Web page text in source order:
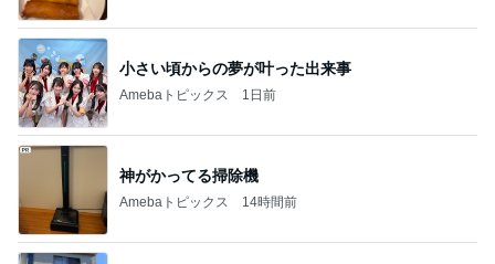
小さい頃からの夢が叶った出来事
Amebaトピックス 1日前
神がかってる掃除機
Amebaトピックス 14時間前